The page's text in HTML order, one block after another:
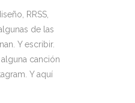
RRSS,
de las
Y escribir.
canción
Y aquí